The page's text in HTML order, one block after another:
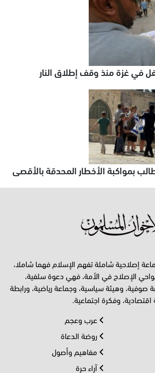
بمواكبة الأخطار المحدقة بالأقصى
إصلاحية شاملة تفهم الإسلام فهما شاملا،
الإصلاح في الأمة، فهي دعوة سلفية،
صوفية، وهيئة سياسية، وجماعة رياضية، ورابطة
وفكرة اجتماعية.
عرب وعجم
روضة الدعاة
مفاهيم وأصول
آراء حرة